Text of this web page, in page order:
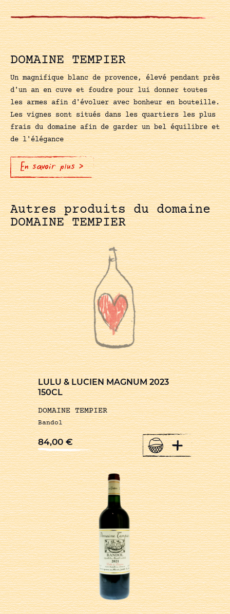
DOMAINE TEMPIER
Un magnifique blanc de provence, élevé pendant près
d'un an en cuve et foudre pour lui donner toutes
les armes afin d'évoluer avec bonheur en bouteille.
Les vignes sont situés dans les quartiers les plus
frais du domaine afin de garder un bel équilibre et
de l'élégance
En savoir plus >
Autres produits du domaine
DOMAINE TEMPIER
LULU & LUCIEN MAGNUM 2023
150CL
DOMAINE TEMPIER
Bandol
84,00€ +